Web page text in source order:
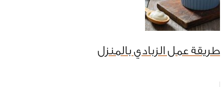
طريقة عمل الزبادي بالمنزل